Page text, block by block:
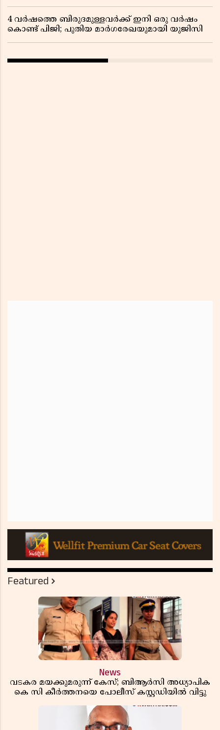
4 വർഷത്തെ ബിരുദമുള്ളവർക്ക് ഇനി ഒരു വർഷം
കൊണ്ട് പിജി; പുതിയ മാർഗരേഖയുമായി യുജിസി
Featured
News
വടകര മയക്കുമരുന്ന് കേസ്; ബിആർസി അധ്യാപിക
കെ സി കീർത്തനയെ പോലീസ് കസ്റ്റഡിയിൽ വിട്ടു